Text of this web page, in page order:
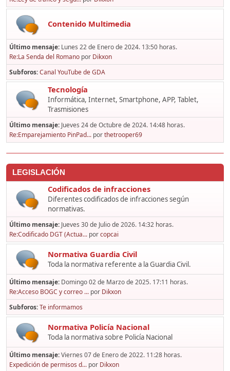
Contenido Multimedia
Último mensaje: Lunes 22 de Enero de 2024. 13:50 horas.
Re:La Senda del Romano por Dikxon
Subforos Canal YouTube de GDA
Tecnología
Informática, Internet, Smartphone, APP, Tablet,
Trasmisiones
Último mensaje: Jueves 24 de Octubre de 2024. 14:48 horas.
Re:Emparejamiento PinPad... porthetrooper69
LEGISLACIÓN
Codificados de infracciones
Diferentes codificados de infracciones según
normativas.
Último mensaje: Jueves 30 de Julio de 2026. 14:32 horas.
Re:Codificado DGT (Actua... porcopcai
Normativa Guardia Civil
Toda la normativa referente a la Guardia Civil.
Último mensaje: Domingo 02 de Marzo de 2025. 17:11 horas.
Re:Acceso BOGC y correo ... por Dikxon
Subforos Te informamos
Normativa Policía Nacional
Toda la normativa sobre Policía Nacional
Último mensaje:Viernes 07 de Enero de 2022. 11:28 horas.
Expedición de permisos d... por Dikxon